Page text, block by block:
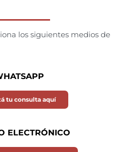
los siguientes medios de
tu consulta aquí
ELECTRÓNICO